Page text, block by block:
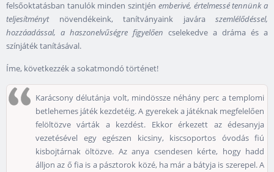
felsőoktatásban tanulók minden szintjén emberivé, értelmessé tennünk a
teljesítménytnövendékeink, tanítványaink javára szemlélődéssel,
hozzáadással, a haszonelvűségre figyelően cselekedve a dráma és a
színjáték tanításával.
Íme, következzék a sokatmondó történet!
Karácsony délutánja volt, mindössze néhány perc a templomi
betlehemes játék kezdetéig. A gyerekek a játéknak megfelelően
felöltözve várták a kezdést. Ekkor érkezett az édesanyja
vezetésével egy egészen kicsiny, kiscsoportos óvodás fiú
kisbojtárnak öltözve. Az anya csendesen kérte, hogy hadd
álljon az ő fia is a pásztorok közé, ha már a bátyja is szerepel. A